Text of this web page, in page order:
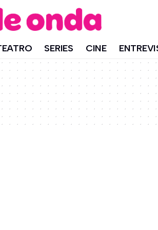
SERIES CINE